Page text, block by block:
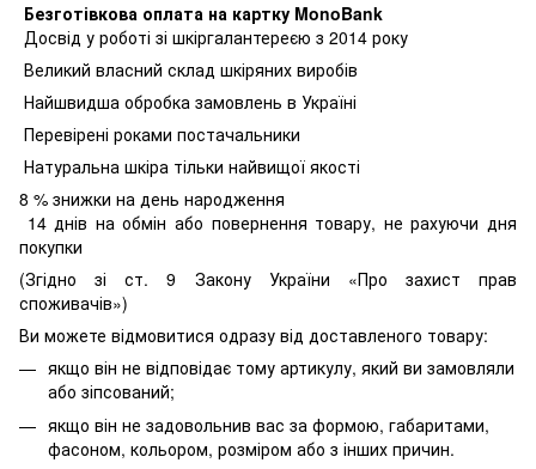
Безготівкова оплата на картку MonoBank
Досвід у роботі зі шкіргалантереєю з 2014 року
Великий власний склад шкіряних виробів
Найшвидша обробка замовлень в Україні
Перевірені роками постачальники
Натуральна шкіра тільки найвищої якості
8 % знижки на день народження
14 днів на обмін або повернення товару, не рахуючи дня
покупки
(Згідно зі ст. 9 Закону України «Про захист прав
споживачів»)
Ви можете відмовитися одразу від доставленого товару:
якщо він не відповідає тому артикулу, який ви замовляли
або зіпсований;
якщо він не задовольнив вас за формою, габаритами,
фасоном, кольором, розміром або з інших причин.